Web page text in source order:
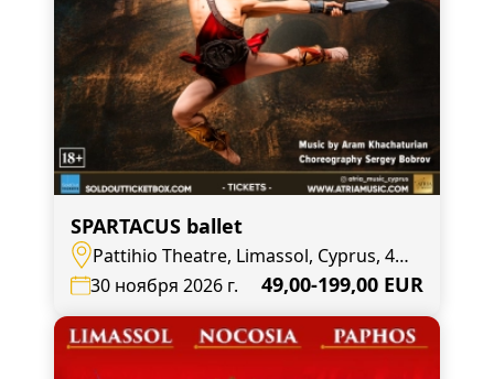
SPARTACUS ballet
Pattihio Theatre, Limassol, Cyprus, 4,
Agias Zonis
30 ноября 2026 г. 49,00-199,00 EUR